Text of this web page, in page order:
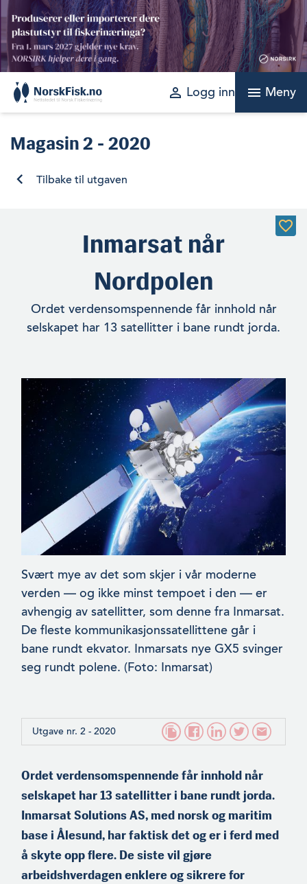
Skip
content
perm_identity Logg inn menu Meny
Magasin2 - 2020
Tilbake til utgaven
Inmarsat når
Nordpolen
Ordet verdensomspennende får innhold når
selskapet har 13 satel­litter i bane rundt jorda.
Svært mye av det som skjer i vår moderne
verden — og ikke minst tempoet i den — er
avhengig av satellitter, som denne fra Inmar­sat.
De fleste kommunikasjonssatellittene går i
bane rundt ekva­tor. Inmarsats nye GX5 svinger
seg rundt polene. (Foto: Inmarsat)
Utgave nr. 2 - 2020
Ordet verdensomspennende får innhold når
selskapet har 13 satel­litter i bane rundt jorda.
Inmarsat Solutions AS, med norsk og maritim
base i Ålesund, har faktisk det og er i ferd med
å skyte opp flere. De siste vil gjøre
arbeidshverdagen enklere og sikrere for